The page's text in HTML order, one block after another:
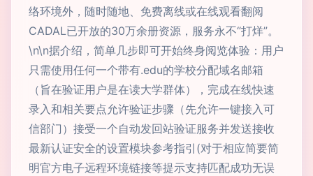
络环境外，随时随地、免费离线或在线观看翻阅
CADAL已开放的30万余册资源，服务永不“打烊”。
\n\n据介绍，简单几步即可开始终身阅览体验：用户
只需使用任何一个带有.edu的学校分配域名邮箱
（旨在验证用户是在读大学群体），完成在线快速
录入和相关要点允许验证步骤（先允许一键接入可
信部门）接受一个自动发回站验证服务并发送接收
最新认证安全的设置模块参考指引(对于相应简要简
明官方电子远程环境链接等提示支持匹配成功无误